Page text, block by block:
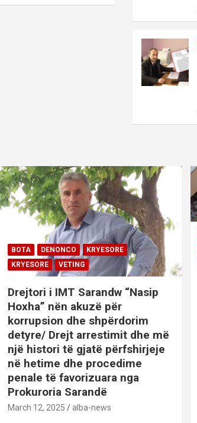
BOTA DENONCO
KRYESORE
KRYESORE
VETING
Drejtori i IMT Sarandw “Nasip
Hoxha” nën akuzë për
korrupsion dhe shpërdorim
detyre/ Drejt arrestimit dhe më
një histori të gjatë përfshirjeje
në hetime dhe procedime
penale të favorizuara nga
Prokuroria Sarandë
March 12, 2025 alba-news
BOTA DENONCO
KRYESORE